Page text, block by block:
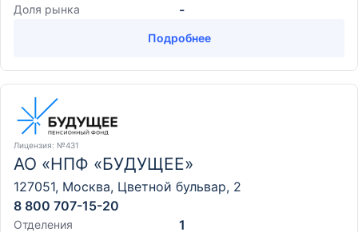
Доля рынка -
Подробнее
Лицензия: №431
АО «НПФ «БУДУЩЕЕ»
127051, Москва, Цветной бульвар, 2
8 800 707-15-20
Отделения 1